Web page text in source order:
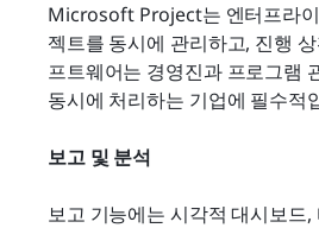
Microsoft Project는 엔터프라
젝트를 동시에 관리하고, 진행
프트웨어는 경영진과 프로그램
동시에 처리하는 기업에 필수적
보고 및 분석
보고 기능에는 시각적 대시보드